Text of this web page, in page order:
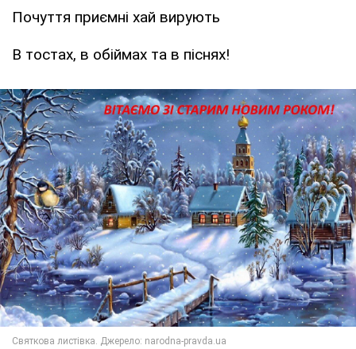
Почуття приємні хай вирують
В тостах, в обіймах та в піснях!